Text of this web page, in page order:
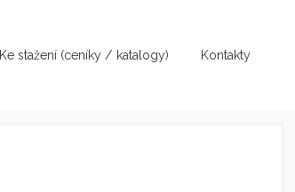
Ke stažení (ceníky / katalogy) Kontakty